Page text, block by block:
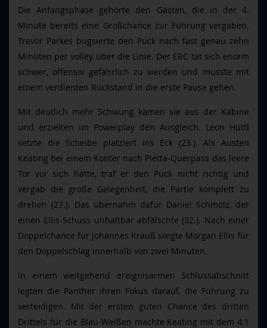
Die Anfangsphase gehörte den Gästen, die in der 4.
Minute bereits eine Großchance zur Führung vergaben.
Trevor Parkes bugsierte den Puck nach fast genau zehn
Minuten per volley über die Linie. Der ERC tat sich enorm
schwer, offensiv gefährlich zu werden und musste mit
einem verdienten Rückstand in die erste Pause gehen.
Mit deutlich mehr Schwung kamen sie aus der Kabine
und erzielten im Powerplay den Ausgleich. Leon Hüttl
setzte die Scheibe platziert ins Eck (23.). Als Austen
Keating bei einem Konter nach Pietta-Querpass das leere
Tor vor sich hatte, traf er den Puck nicht richtig und
vergab die große Gelegenheit, die Partie komplett zu
drehen (27.). Das übernahm dafür Daniel Schmölz, der
einen Ellis-Schuss unhaltbar abfälschte (32.). Nach einer
Doppelchance für Johannes Krauß sorgte Morgan Ellis für
den Doppelschlag innerhalb von zwei Minuten.
In einem weitgehend ereignisarmen Schlussabschnitt
legten die Panther ihren Fokus darauf, die Führung zu
verteidigen. Mit der ersten guten Chance des dritten
Drittels für die Blau-Weißen machte Keating mit dem 4:1